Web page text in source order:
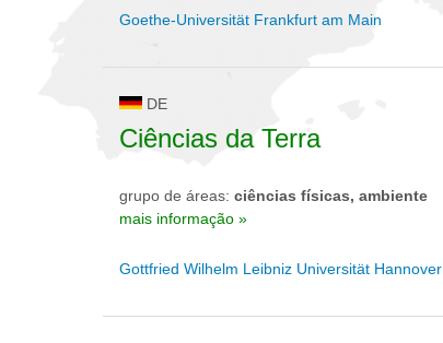
Goethe-Universität Frankfurt am Main
DE
Ciências da Terra
grupo de áreas: ciências físicas, ambiente
mais informação »
Gottfried Wilhelm Leibniz Universität Hannover